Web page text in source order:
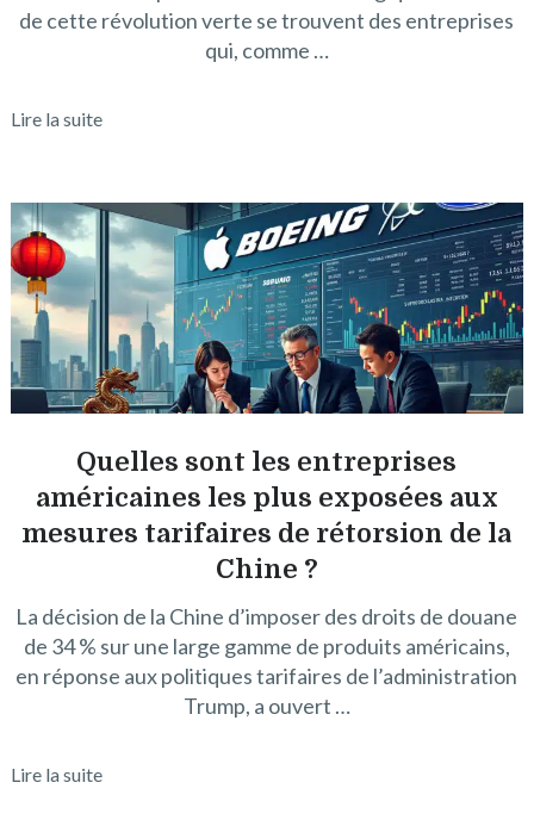
de cette révolution verte se trouvent des entreprises
qui, comme …
Lire la suite
Quelles sont les entreprises
américaines les plus exposées aux
mesures tarifaires de rétorsion de la
Chine ?
La décision de la Chine d’imposer des droits de douane
de 34 % sur une large gamme de produits américains,
en réponse aux politiques tarifaires de l’administration
Trump, a ouvert …
Lire la suite